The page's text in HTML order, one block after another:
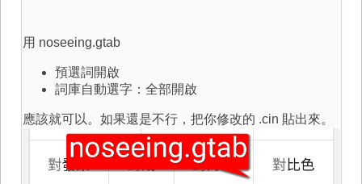
用 noseeing.gtab
預選詞開啟
詞庫自動選字：全部開啟
應該就可以。如果還是不行，把你修改的 .cin 貼出來。